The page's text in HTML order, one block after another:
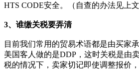
HTS CODE安全。（自查的办法见上文
3、谁缴关税要弄清
目前我们常用的贸易术语都是由买家
美国客人做的是DDP，这时关税是由
税的情况下，卖家切记即使调整报价